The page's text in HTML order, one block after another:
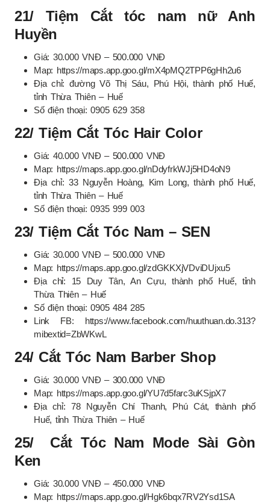
21/ Tiệm Cắt tóc nam nữ Anh
Huyền
Giá: 30.000 VNĐ – 500.000 VNĐ
Map: https://maps.app.goo.gl/mX4pMQ2TPP6gHh2u6
Địa chỉ: đường Võ Thị Sáu, Phú Hội, thành phố Huế,
tỉnh Thừa Thiên – Huế
Số điện thoại: 0905 629 358
22/ Tiệm Cắt Tóc Hair Color
Giá: 40.000 VNĐ – 500.000 VNĐ
Map: https://maps.app.goo.gl/nDdyfrkWJj5HD4oN9
Địa chỉ: 33 Nguyễn Hoàng, Kim Long, thành phố Huế,
tỉnh Thừa Thiên – Huế
Số điện thoại: 0935 999 003
23/ Tiệm Cắt Tóc Nam – SEN
Giá: 30.000 VNĐ – 500.000 VNĐ
Map: https://maps.app.goo.gl/zdGKKXjVDviDUjxu5
Địa chỉ: 15 Duy Tân, An Cựu, thành phố Huế, tỉnh
Thừa Thiên – Huế
Số điện thoại: 0905 484 285
Link FB: https://www.facebook.com/huuthuan.do.313?
mibextid=ZbWKwL
24/ Cắt Tóc Nam Barber Shop
Giá: 30.000 VNĐ – 300.000 VNĐ
Map: https://maps.app.goo.gl/YU7d5farc3uKSjpX7
Địa chỉ: 78 Nguyễn Chí Thanh, Phú Cát, thành phố
Huế, tỉnh Thừa Thiên – Huế
25/ Cắt Tóc Nam Mode Sài Gòn
Ken
Giá: 30.000 VNĐ – 450.000 VNĐ
Map: https://maps.app.goo.gl/Hgk6bqx7RV2Ysd1SA